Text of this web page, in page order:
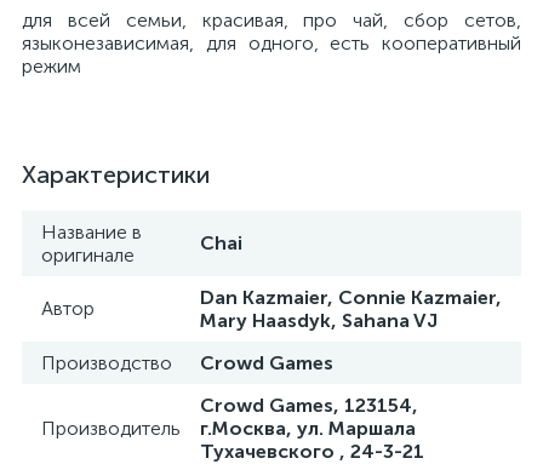
для всей семьи, красивая, про чай, сбор сетов,
языконезависимая, для одного, есть кооперативный
режим
Характеристики
Название в
оригинале
Chai
Автор
Dan Kazmaier, Connie Kazmaier,
Mary Haasdyk, Sahana VJ
Производство
Crowd Games
Производитель
Crowd Games, 123154,
г.Москва, ул. Маршала
Тухачевского , 24-3-21